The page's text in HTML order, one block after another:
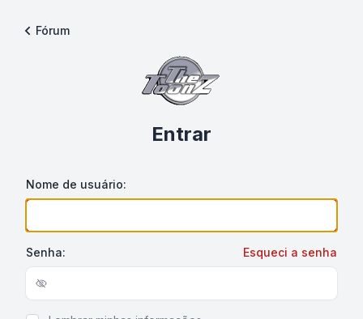
Fórum
Entrar
Nome de usuário:
Senha: Esqueci a senha
Show/hide password